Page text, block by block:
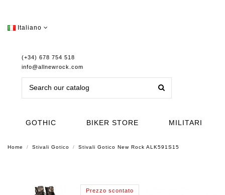
Italiano
(+34) 678 754 518
info@allnewrock.com
GOTHIC BIKER STORE MILITARI
Home Stivali Gotico Stivali Gotico New Rock ALK591S15
Prezzo scontato